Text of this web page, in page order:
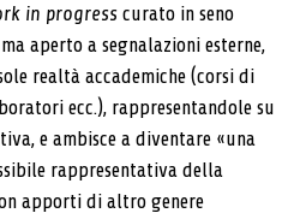
in progress curato in seno
aperto a segnalazioni esterne,
realtà accademiche (corsi di
ecc.), rappresentandole su
e ambisce a diventare «una
rappresentativa della
apporti di altro genere